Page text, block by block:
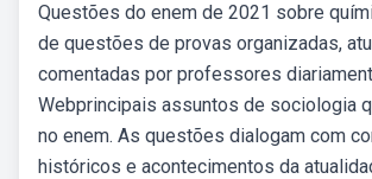
Questões do enem de 2021 sobre
de questões de provas organizadas,
comentadas por professores
Webprincipais assuntos de sociologia
no enem. As questões dialogam com
históricos e acontecimentos da